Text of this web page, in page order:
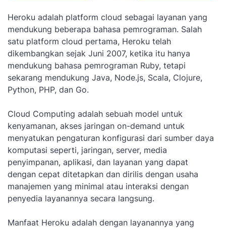
Heroku adalah platform cloud sebagai layanan yang
mendukung beberapa bahasa pemrograman. Salah
satu platform cloud pertama, Heroku telah
dikembangkan sejak Juni 2007, ketika itu hanya
mendukung bahasa pemrograman Ruby, tetapi
sekarang mendukung Java, Node.js, Scala, Clojure,
Python, PHP, dan Go.
Cloud Computing adalah sebuah model untuk
kenyamanan, akses jaringan on-demand untuk
menyatukan pengaturan konfigurasi dari sumber daya
komputasi seperti, jaringan, server, media
penyimpanan, aplikasi, dan layanan yang dapat
dengan cepat ditetapkan dan dirilis dengan usaha
manajemen yang minimal atau interaksi dengan
penyedia layanannya secara langsung.
Manfaat Heroku adalah dengan layanannya yang